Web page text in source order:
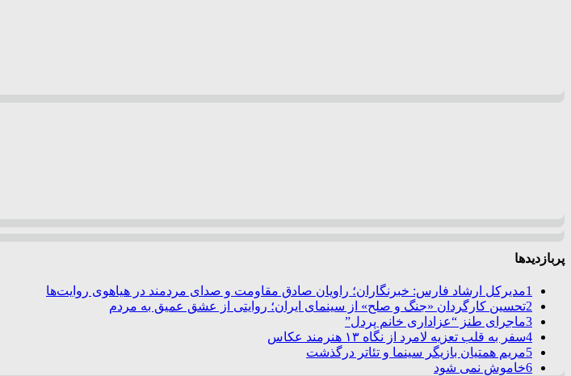
پربازدیدها
1مدیرکل ارشاد فارس: خبرنگاران؛ راویان صادق مقاومت و صدای مردمند در هیاهوی روایت‌ها
2تحسین کارگردان «جنگ و صلح» از سینمای ایران؛ روایتی از عشق عمیق به مردم
3ماجرای طنز “عزاداری خانم پردل”
4سفر به قلب تعزیه لامرد از نگاه ۱۳ هنرمند عکاس
5مریم همتیان بازیگر سینما و تئاتر درگذشت
6خاموش نمی شود